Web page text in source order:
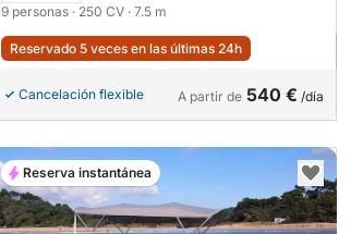
9 personas · 250 CV · 7.5 m
Reservado 5 veces en las últimas 24h
Cancelación flexible A partir de 540 € /día
Reserva instantánea